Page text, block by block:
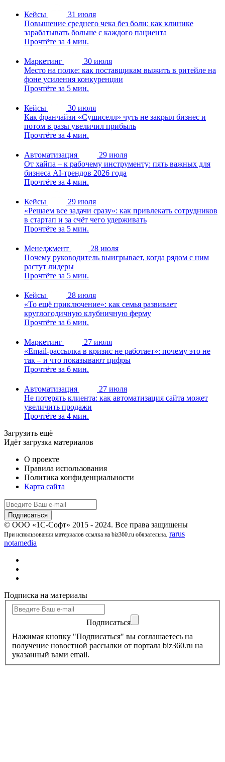
Кейсы
31 июля
Повышение среднего чека без боли: как клинике
зарабатывать больше с каждого пациента
Прочтёте за 4 мин.
Маркетинг
30 июля
Место на полке: как поставщикам выжить в ритейле на
фоне усиления конкуренции
Прочтёте за 5 мин.
Кейсы
30 июля
Как франчайзи «Сушиселл» чуть не закрыл бизнес и
потом в разы увеличил прибыль
Прочтёте за 4 мин.
Автоматизация
29 июля
От хайпа – к рабочему инструменту: пять важных для
бизнеса AI-трендов 2026 года
Прочтёте за 4 мин.
Кейсы
29 июля
«Решаем все задачи сразу»: как привлекать сотрудников
в стартап и за счёт чего удерживать
Прочтёте за 5 мин.
Менеджмент
28 июля
Почему руководитель выигрывает, когда рядом с ним
растут лидеры
Прочтёте за 5 мин.
Кейсы
28 июля
«То ещё приключение»: как семья развивает
круглогодичную клубничную ферму
Прочтёте за 6 мин.
Маркетинг
27 июля
«Email-рассылка в кризис не работает»: почему это не
так – и что показывают цифры
Прочтёте за 6 мин.
Автоматизация
27 июля
Не потерять клиента: как автоматизация сайта может
увеличить продажи
Прочтёте за 4 мин.
Загрузить ещё
Идёт загрузка материалов
О проекте
Правила использования
Политика конфиденциальности
Карта сайта
© ООО «1С-Софт» 2015 - 2024. Все права защищены
При использовании материалов ссылка на biz360.ru обязательна. rarus
notamedia
Подписка на материалы
Подписаться
Нажимая кнопку "Подписаться" вы соглашаетесь на
получение новостной рассылки от портала biz360.ru на
указанный вами email.